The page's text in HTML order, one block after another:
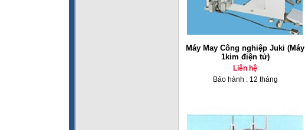
Máy May Công nghiệp Juki (Máy
1kim điện tử)
Liên hệ
Bảo hành : 12 tháng